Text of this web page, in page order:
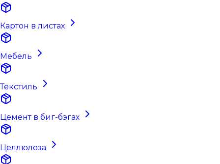
Картон в листах
Мебель
Текстиль
Цемент в биг-бэгах
Целлюлоза